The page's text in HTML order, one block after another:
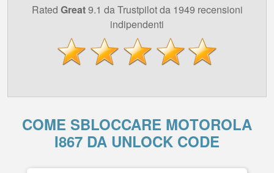
Rated Great9.1 da Trustpilot da 1949 recensioni
indipendenti
COME SBLOCCARE MOTOROLA
I867 DA UNLOCK CODE